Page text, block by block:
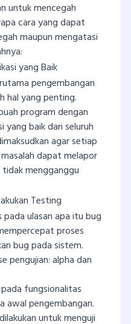
untuk mencegah
cara yang dapat
maupun mengatasi
yang Baik
pengembangan
hal yang penting.
program dengan
yang baik dari seluruh
agar setiap
dapat melapor
mengganggu
Testing
ulasan apa itu bug
proses
bug pada sistem.
pengujian: alpha dan
fungsionalitas
awal pengembangan.
untuk menguji